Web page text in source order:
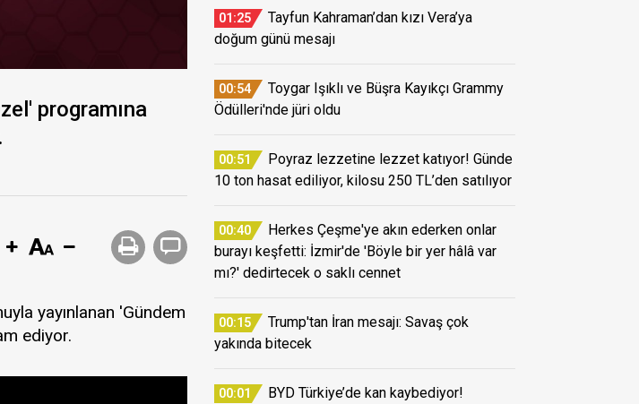
programına
yayınlanan 'Gündem
ediyor.
01:25
Tayfun Kahraman’dan kızı Vera’ya
doğum günü mesajı
00:54
Toygar Işıklı ve Büşra Kayıkçı Grammy
Ödülleri'nde jüri oldu
00:51
Poyraz lezzetine lezzet katıyor! Günde
10 ton hasat ediliyor, kilosu 250 TL’den satılıyor
00:40
Herkes Çeşme'ye akın ederken onlar
burayı keşfetti: İzmir'de 'Böyle bir yer hâlâ var
mı?' dedirtecek o saklı cennet
00:15
Trump'tan İran mesajı: Savaş çok
yakında bitecek
00:01
BYD Türkiye’de kan kaybediyor!